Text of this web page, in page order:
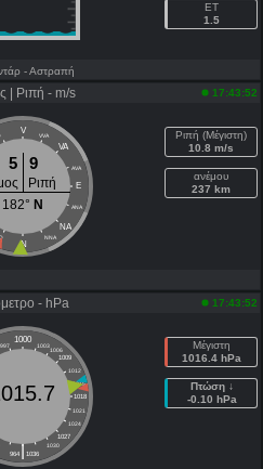
ET
1.5
- Αστραπή
| Ριπή - m/s 17:43:52
V VVA
VA
AVA
E
ANA
NA
NNA
N
5 9
Ριπή
182° N
Ριπή (Μέγιστη)
10.8 m/s
ανέμου
237 km
- hPa 17:43:52
1000
997 1003
1006
1009
1012
1015
1018
1021
1024
1027
1030
|
964 1036
Μέγιστη
1016.4 hPa
Πτώση ↓
-0.10 hPa